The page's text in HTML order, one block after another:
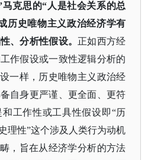
马克思的“人是社会关系的总
历史唯物主义政治经济学有
、分析性假设。 正如西方经
作假设或一致性逻辑分析的
一样，历史唯物主义政治经
自身更严谨、更全面、更符
工作性或工具性假设即“历
理性”这个涉及人类行为动机
，旨在从经济学分析的方法